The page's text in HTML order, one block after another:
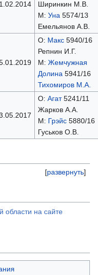
Ширинкин М.В.
М: Уна 5574/13
Емельянов А.В.
О: Макс5940/16
Репнин И.Г.
М: Жемчужная
Долина 5941/16
Тихомиров М.А.
О: Агат5241/11
Жарков А.А.
М: Грэйс5880/16
Гуськов О.В.
[развернуть]
области на сайте